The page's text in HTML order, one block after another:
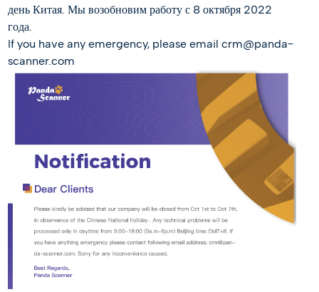
день Китая. Мы возобновим работу с 8 октября 2022
года.
If you have any emergency, please email crm@panda-
scanner.com